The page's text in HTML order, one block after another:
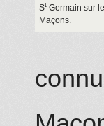
St Germain sur
Maçons.